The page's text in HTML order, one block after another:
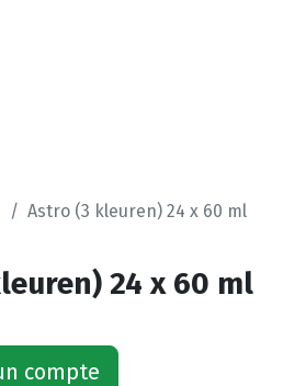
Astro (3 kleuren) 24 x 60 ml
24 x 60 ml
compte